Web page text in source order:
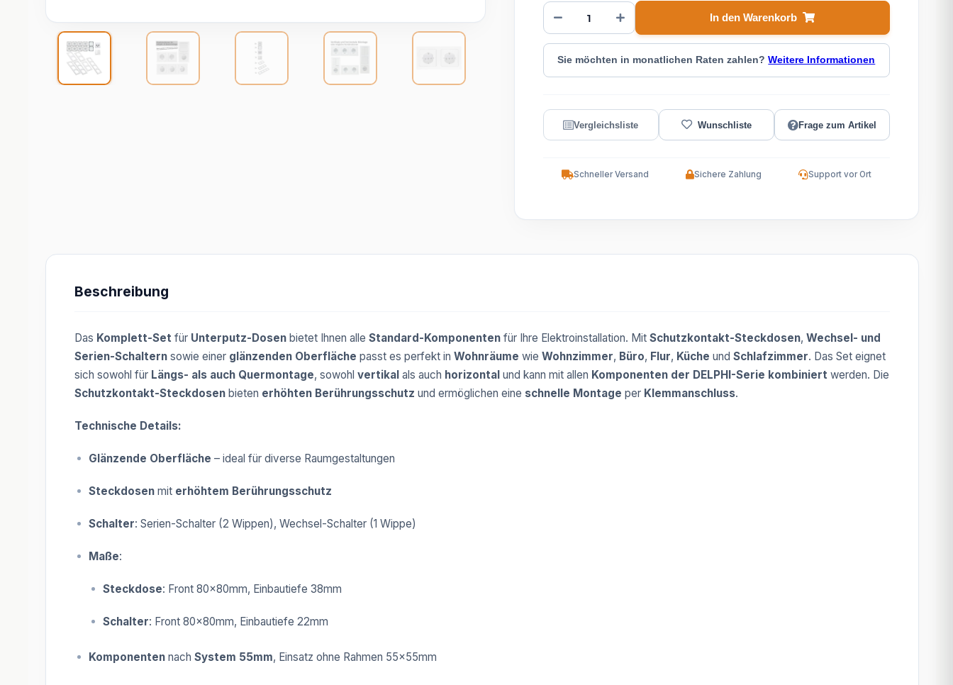
In den Warenkorb
Sie möchten in monatlichen Raten zahlen?Weitere Informationen
Frage zum Artikel
Schneller Versand Sichere Zahlung Support vor Ort
Beschreibung
Das Komplett-Set für Unterputz-Dosen bietet Ihnen alle Standard-Komponenten für Ihre Elektroinstallation. Mit Schutzkontakt-Steckdosen, Wechsel- und
Serien-Schaltern sowie einer glänzenden Oberfläche passt es perfekt in Wohnräume wie Wohnzimmer, Büro, Flur, Küche und Schlafzimmer. Das Set eignet
sich sowohl für Längs- als auch Quermontage, sowohl vertikal als auch horizontal und kann mit allen Komponenten der DELPHI-Serie kombiniert werden. Die
Schutzkontakt-Steckdosen bieten erhöhten Berührungsschutz und ermöglichen eine schnelle Montage per Klemmanschluss.
Technische Details:
Glänzende Oberfläche – ideal für diverse Raumgestaltungen
Steckdosen mit erhöhtem Berührungsschutz
Schalter: Serien-Schalter (2 Wippen), Wechsel-Schalter (1 Wippe)
Maße:
Steckdose: Front 80x80mm, Einbautiefe 38mm
Schalter: Front 80x80mm, Einbautiefe 22mm
Komponenten nach System 55mm, Einsatz ohne Rahmen 55x55mm